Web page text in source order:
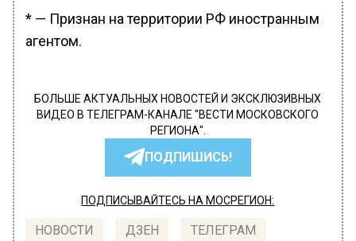
* — Признан на территории РФ иностранным
агентом.
БОЛЬШЕ АКТУАЛЬНЫХ НОВОСТЕЙ И ЭКСКЛЮЗИВНЫХ
ВИДЕО В ТЕЛЕГРАМ-КАНАЛЕ "ВЕСТИ МОСКОВСКОГО
РЕГИОНА".
ПОДПИШИСЬ!
ПОДПИСЫВАЙТЕСЬ НА МОСРЕГИОН:
НОВОСТИ ДЗЕН ТЕЛЕГРАМ